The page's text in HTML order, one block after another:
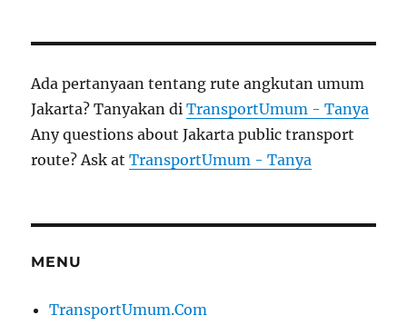
Ada pertanyaan tentang rute angkutan umum
Jakarta? Tanyakan diTransportUmum - Tanya
Any questions about Jakarta public transport
route? Ask atTransportUmum - Tanya
MENU
TransportUmum.Com